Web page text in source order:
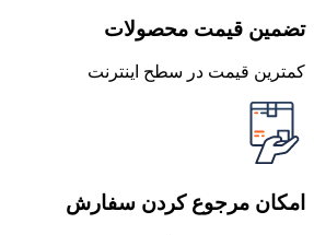
تضمین قیمت محصولات
کمترین قیمت در سطح اینترنت
امکان مرجوع کردن سفارش